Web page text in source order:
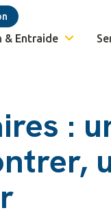
& Entraide
: